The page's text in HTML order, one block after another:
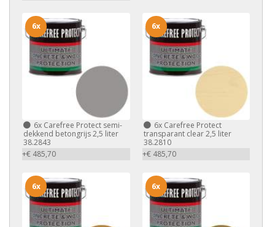
6x Carefree Protect semi-
dekkend betongrijs 2,5 liter
38.2843
+€ 485,70
6x
6xCarefree Protect
transparant clear 2,5 liter
38.2810
+€ 485,70
6x
6x 6x